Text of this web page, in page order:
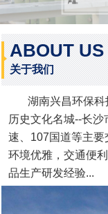
ABOUT US
关于我们
湖南兴昌环保科
历史文化名城--长
速、107国道等主要
环境优雅，交通便
品生产研发经验...